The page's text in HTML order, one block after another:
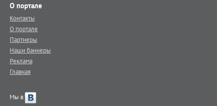
О портале
Контакты
О портале
Партнеры
Наши баннеры
Реклама
Главная
Мы в